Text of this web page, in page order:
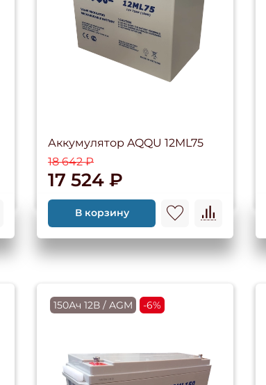
Аккумулятор AQQU 12ML75
18 642 ₽
17 524 ₽
В корзину
150Ач 12В / AGM -6%